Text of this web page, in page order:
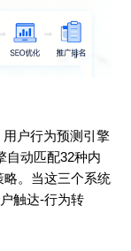
户行为预测引擎
自动匹配32种内
。当这三个系统
触达-行为转